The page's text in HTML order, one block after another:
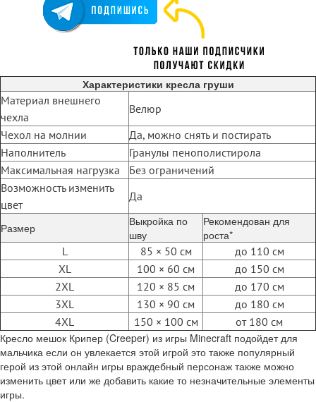
Характеристики кресла груши
Материал внешнего
чехла
Велюр
Чехол на молнии
Да, можно снять и постирать
Наполнитель
Гранулы пенополистирола
Максимальная нагрузка
Без ограничений
Возможность изменить
цвет
Да
Размер
Выкройка по
шву
Рекомендован для
роста*
L
85 × 50 см
до 110 см
XL
100 × 60 см
до 150 см
2XL
120 × 85 см
до 170 см
3XL
130 × 90 см
до 180 см
4XL
150 × 100 см
от 180 см
Кресло мешок Крипер (Creeper) из игры Minecraft подойдет для
мальчика если он увлекается этой игрой это также популярный
герой из этой онлайн игры враждебный персонаж также можно
изменить цвет или же добавить какие то незначительные элементы
игры.